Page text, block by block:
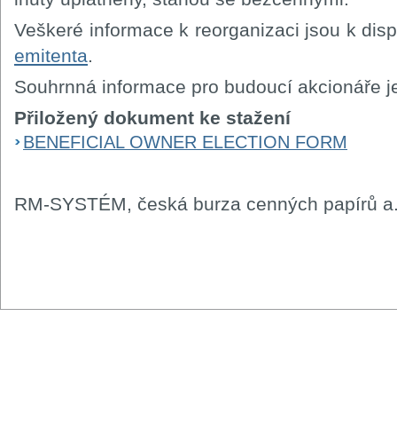
Veškeré informace k reorganizaci jsou k
emitenta.
Souhrnná informace pro budoucí akcionáře
Přiložený dokument ke stažení
BENEFICIAL OWNER ELECTION FORM
RM-SYSTÉM, česká burza cenných papírů